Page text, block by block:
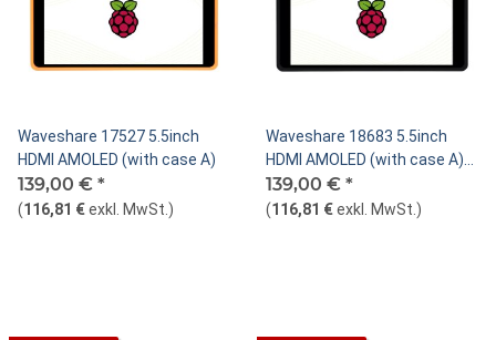
Waveshare 17527 5.5inch
HDMI AMOLED (with case A)
139,00 € *
(116,81 €exkl. MwSt. )
Waveshare 18683 5.5inch
HDMI AMOLED (with case A)
(Black)
139,00 € *
(116,81 €exkl. MwSt. )